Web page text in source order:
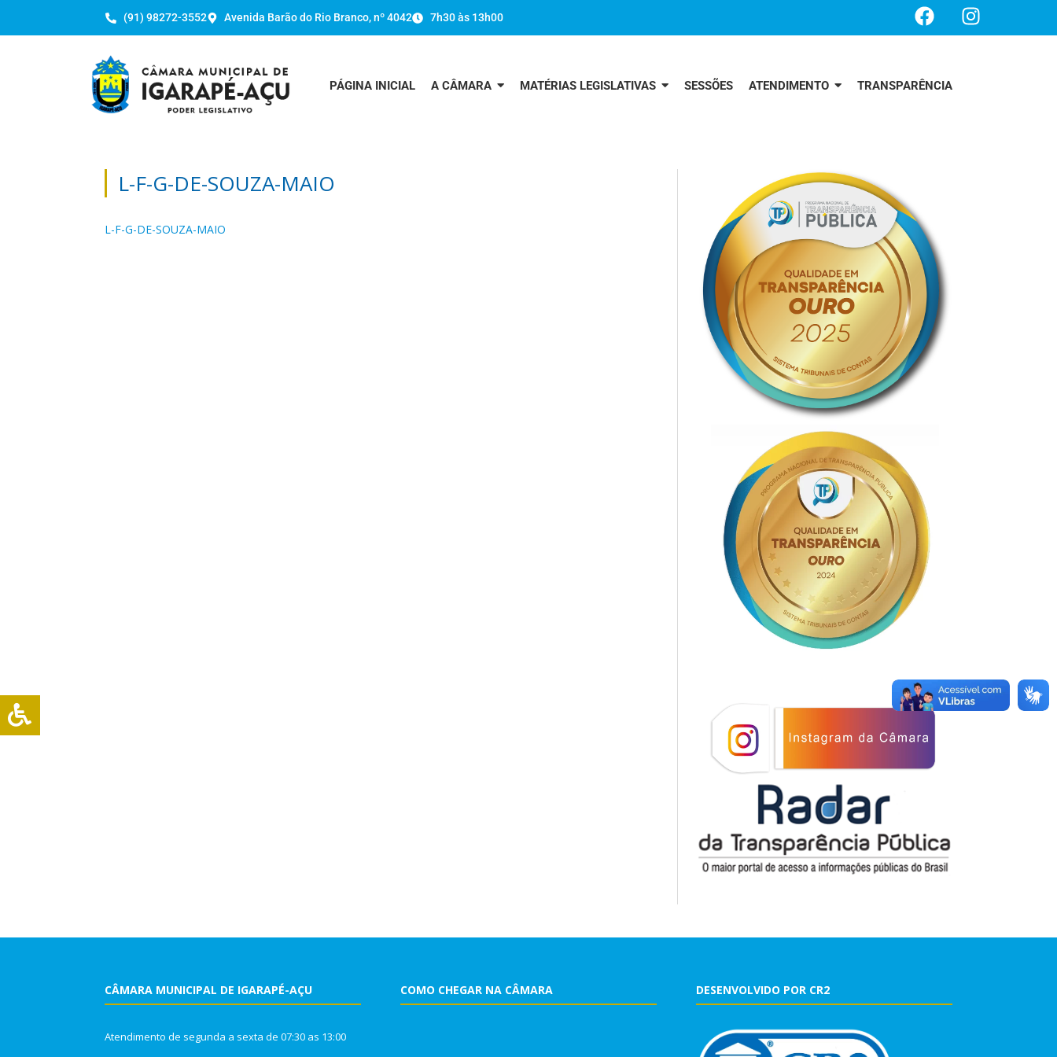
(91) 98272-3552 Avenida Barão do Rio Branco, nº 4042 7h30 às 13h00
PÁGINA INICIAL A CÂMARA MATÉRIAS LEGISLATIVAS SESSÕES ATENDIMENTO TRANSPARÊNCIA
L-F-G-DE-SOUZA-MAIO
L-F-G-DE-SOUZA-MAIO
CÂMARA MUNICIPAL DE IGARAPÉ-AÇU
Atendimento de segunda a sexta de 07:30 as 13:00
COMO CHEGAR NA CÂMARA DESENVOLVIDO POR CR2